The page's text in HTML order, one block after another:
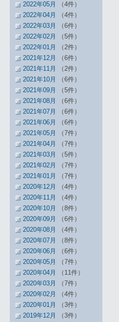
2022年05月
（4件）
2022年04月
（4件）
2022年03月
（6件）
2022年02月
（5件）
2022年01月
（2件）
2021年12月
（6件）
2021年11月
（2件）
2021年10月
（6件）
2021年09月
（5件）
2021年08月
（6件）
2021年07月
（6件）
2021年06月
（6件）
2021年05月
（7件）
2021年04月
（7件）
2021年03月
（5件）
2021年02月
（7件）
2021年01月
（7件）
2020年12月
（4件）
2020年11月
（4件）
2020年10月
（8件）
2020年09月
（6件）
2020年08月
（4件）
2020年07月
（8件）
2020年06月
（6件）
2020年05月
（7件）
2020年04月
（11件）
2020年03月
（7件）
2020年02月
（4件）
2020年01月
（3件）
2019年12月
（3件）